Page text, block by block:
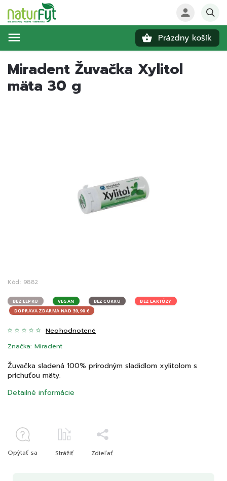
Prázdny košík
Miradent Žuvačka Xylitol
mäta 30 g
Kód: 9882
BEZ LEPKU VEGAN BEZ CUKRU
BEZ LAKTÓZY
DOPRAVA ZDARMA NAD 39,90 €
Neohodnotené
Značka: Miradent
Žuvačka sladená 100% prírodným sladidlom xylitolom s
príchuťou mäty.
Detailné informácie
Opýtať sa Strážiť Zdieľať